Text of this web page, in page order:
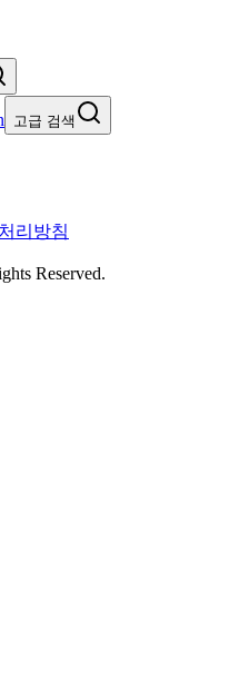
고급 검색
리방침
Reserved.